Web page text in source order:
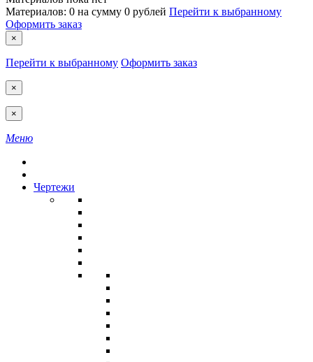
Материалов: 0 на сумму 0 рублей Перейти к выбранному
Оформить заказ
×
Перейти к выбранному Оформить заказ
×
×
Меню
Чертежи